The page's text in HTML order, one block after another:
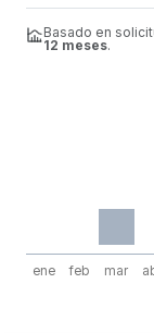
Basado en
12 meses.
ene feb mar